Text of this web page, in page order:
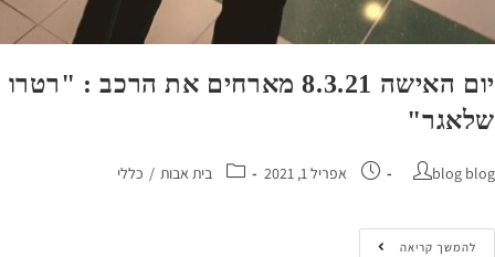
יום האישה 8.3.21 מארחים את הרכב : "רטרו
blog אפריל 1, 2021 בית אבות / כללי
קריאה